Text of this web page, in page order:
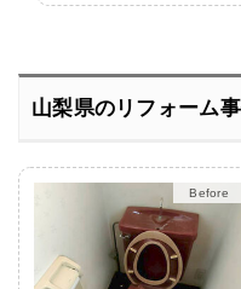
山梨県のリフォーム
After